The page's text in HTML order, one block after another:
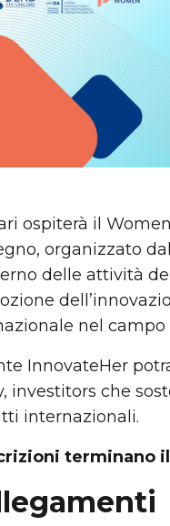
ospiterà il
organizzato
delle attività
nel
InnovateHer
investitors che
internazionali.
terminano